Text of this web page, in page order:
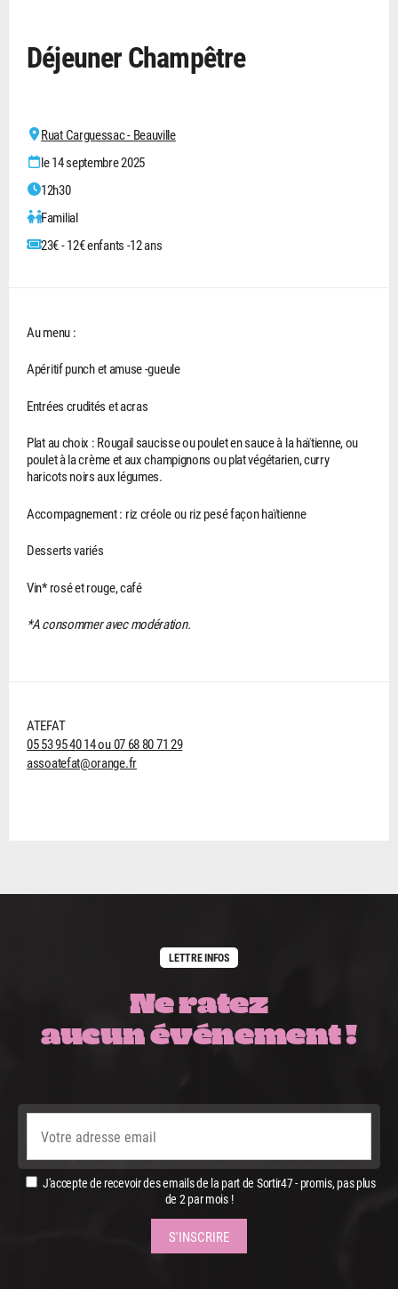
Déjeuner Champêtre
Ruat Carguessac - Beauville
le 14 septembre 2025
12h30
Familial
23€ - 12€ enfants -12 ans
Au menu :
Apéritif punch et amuse -gueule
Entrées crudités et acras
Plat au choix : Rougail saucisse ou poulet en sauce à la haïtienne, ou
poulet à la crème et aux champignons ou plat végétarien, curry
haricots noirs aux légumes.
Accompagnement : riz créole ou riz pesé façon haïtienne
Desserts variés
Vin* rosé et rouge, café
*A consommer avec modération.
ATEFAT
05 53 95 40 14 ou 07 68 80 71 29
assoatefat@orange.fr
LETTRE INFOS
Ne ratez
aucun événement !
J'accepte de recevoir des emails de la part de Sortir47 - promis, pas plus
de 2 par mois !